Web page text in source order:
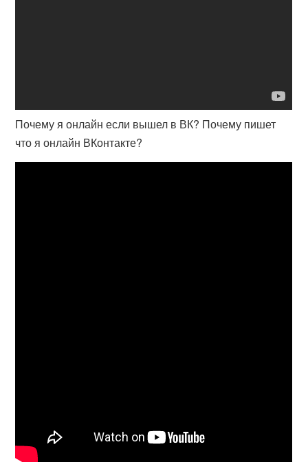
Почему я онлайн если вышел в ВК? Почему пишет
что я онлайн ВКонтакте?